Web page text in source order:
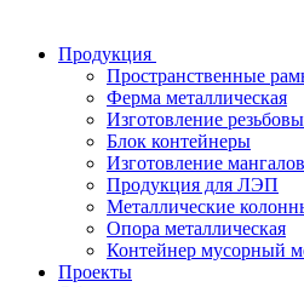
Продукция
Пространственные
Ферма металлическая
Изготовление
Блок контейнеры
Изготовление мангалов
Продукция для ЛЭП
Металлические
Опора металлическая
Контейнер мусорный
Проекты